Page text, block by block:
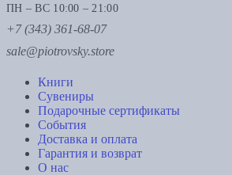
ПН – ВС 10:00 – 21:00
+7 (343) 361-68-07
sale@piotrovsky.store
Книги
Сувениры
Подарочные сертификаты
События
Доставка и оплата
Гарантия и возврат
О нас